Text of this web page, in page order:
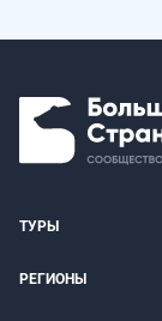
ТУРЫ
РЕГИОНЫ